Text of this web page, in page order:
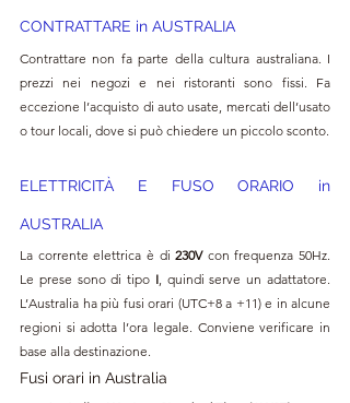
CONTRATTARE in AUSTRALIA
Contrattare non fa parte della cultura australiana. I
prezzi nei negozi e nei ristoranti sono fissi. Fa
eccezione l’acquisto di auto usate, mercati dell’usato
o tour locali, dove si può chiedere un piccolo sconto.
ELETTRICITÀ E FUSO ORARIO in
AUSTRALIA
La corrente elettrica è di 230V con frequenza 50Hz.
Le prese sono di tipo I, quindi serve un adattatore.
L’Australia ha più fusi orari (UTC+8 a +11) e in alcune
regioni si adotta l’ora legale. Conviene verificare in
base alla destinazione.
Fusi orari in Australia